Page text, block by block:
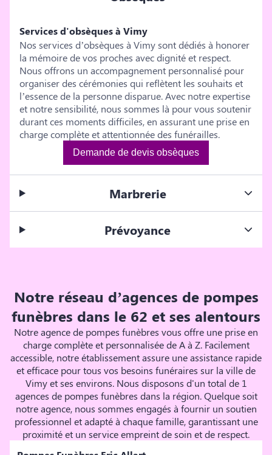
Services d'obsèques à Vimy
Nos services d’obsèques à Vimy sont dédiés à honorer
la mémoire de vos proches avec dignité et respect.
Nous offrons un accompagnement personnalisé pour
organiser des cérémonies qui reflètent les souhaits et
l’essence de la personne disparue. Avec notre expertise
et notre sensibilité, nous sommes là pour vous soutenir
durant ces moments difficiles, en assurant une prise en
charge complète et attentionnée des funérailles.
Demande de devis obsèques
Marbrerie
Prévoyance
Notre réseau d’agences de pompes
funèbres dans le 62 et ses alentours
Notre agence de pompes funèbres vous offre une prise en
charge complète et personnalisée de A à Z. Facilement
accessible, notre établissement assure une assistance rapide
et efficace pour tous vos besoins funéraires sur la ville de
Vimy et ses environs. Nous disposons d'un total de 1
agences de pompes funèbres dans la région. Quelque soit
notre agence, nous sommes engagés à fournir un soutien
professionnel et adapté à chaque famille, garantissant une
proximité et un service empreint de soin et de respect.